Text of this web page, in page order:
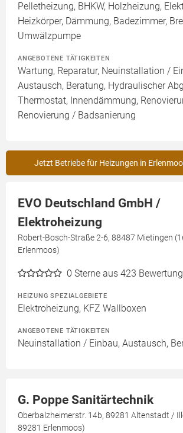
Pelletheizung, BHKW, Holzheizung,
Heizkörper, Dämmung, Badezimmer,
Umwälzpumpe
ANGEBOTENE TÄTIGKEITEN
Wartung, Reparatur, Neuinstallation /
Austausch, Beratung, Hydraulischer
Thermostat, Innendämmung,
Renovierung / Badsanierung
Jetzt Betriebe für Heizungen in
EVO Deutschland GmbH /
Elektroheizung
Robert-Bosch-Straße 2-6, 88487 Mietingen
Erlenmoos)
0 Sterne aus 423
HEIZUNG SPEZIALGEBIETE
Elektroheizung, KFZ Wallboxen
ANGEBOTENE TÄTIGKEITEN
Neuinstallation / Einbau, Austausch,
G. Poppe Sanitärtechnik
Oberbalzheimerstr. 14b, 89281 Altenstadt /
89281 Erlenmoos)